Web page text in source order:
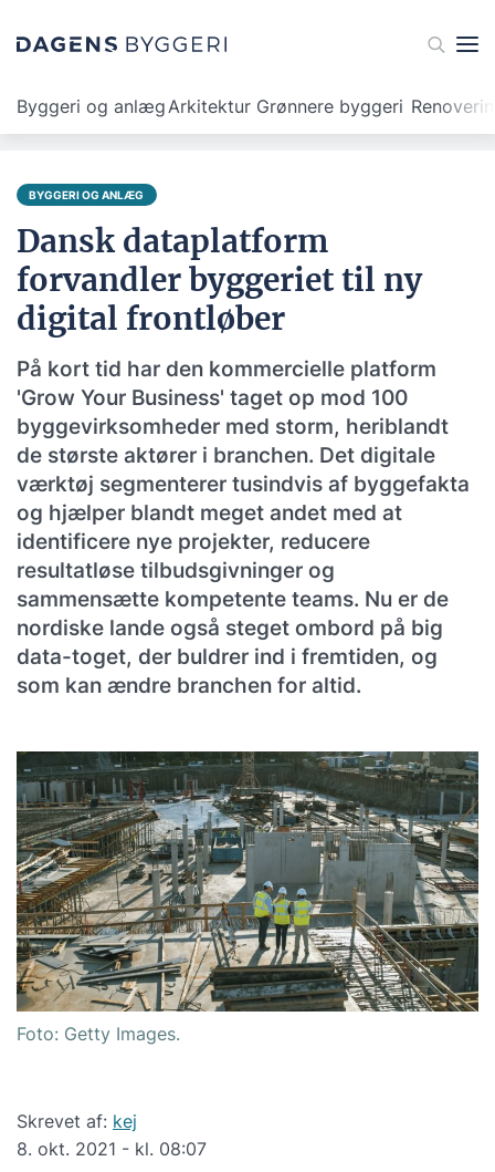
Byggeri og anlægArkitektur Grønnere byggeri
BYGGERI OG ANLÆG
Dansk dataplatform
forvandler byggeriet til ny
digital frontløber
På kort tid har den kommercielle platform
'Grow Your Business' taget op mod 100
byggevirksomheder med storm, heriblandt
de største aktører i branchen. Det digitale
værktøj segmenterer tusindvis af byggefakta
og hjælper blandt meget andet med at
identificere nye projekter, reducere
resultatløse tilbudsgivninger og
sammensætte kompetente teams. Nu er de
nordiske lande også steget ombord på big
data-toget, der buldrer ind i fremtiden, og
som kan ændre branchen for altid.
Foto: Getty Images.
Skrevet af: kej
8. okt. 2021 - kl. 08:07